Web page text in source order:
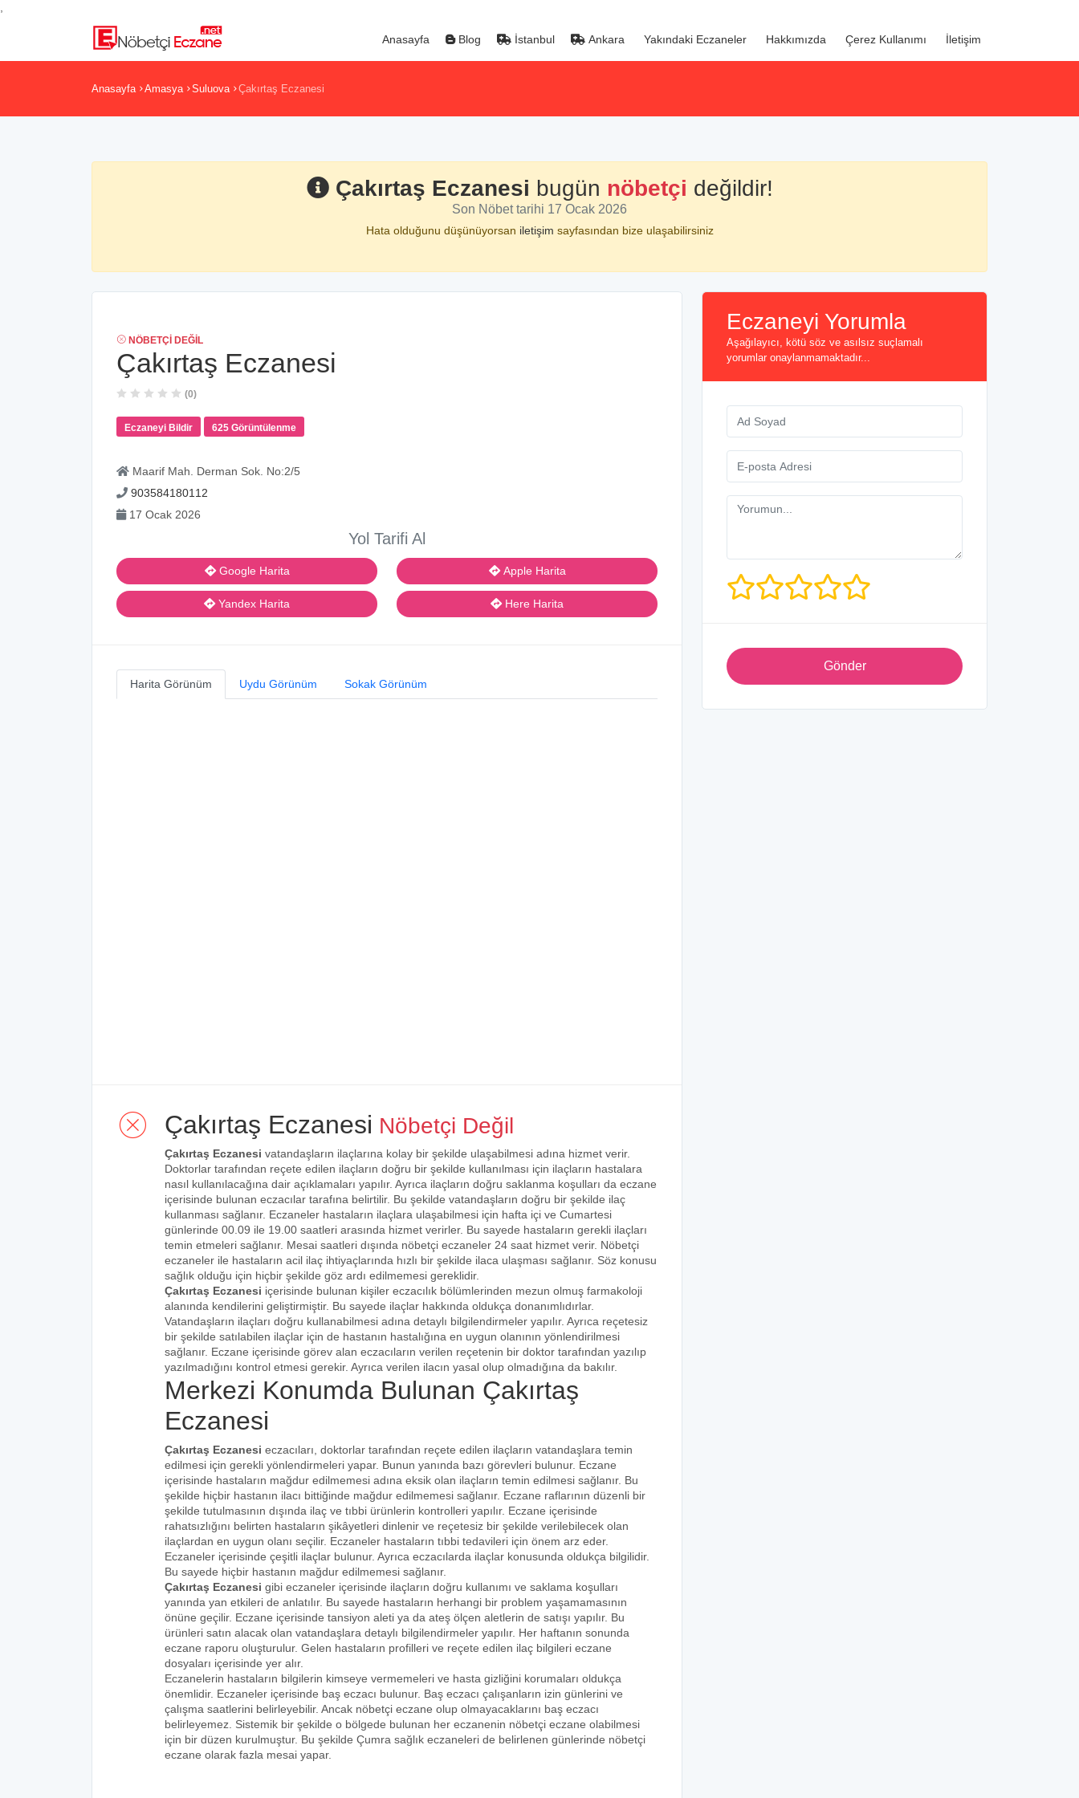
Anasayfa Blog İstanbul Ankara Yakındaki Eczaneler Hakkımızda Çerez Kullanımı İletişim
Anasayfa Amasya Suluova Çakırtaş Eczanesi
Çakırtaş Eczanesi bugün nöbetçi değildir!
Son Nöbet tarihi 17 Ocak 2026
Hata olduğunu düşünüyorsan iletişim sayfasından bize ulaşabilirsiniz
NÖBETÇI DEĞIL
Çakırtaş Eczanesi
(0)
Eczaneyi Bildir 625 Görüntülenme
Maarif Mah. Derman Sok. No:2/5
903584180112
17 Ocak 2026
Yol Tarifi Al
Google Harita
Yandex Harita
Apple Harita
Here Harita
Harita Görünüm Uydu Görünüm Sokak Görünüm
Çakırtaş Eczanesi Nöbetçi Değil
Çakırtaş Eczanesi vatandaşların ilaçlarına kolay bir şekilde ulaşabilmesi adına hizmet verir.
Doktorlar tarafından reçete edilen ilaçların doğru bir şekilde kullanılması için ilaçların hastalara
nasıl kullanılacağına dair açıklamaları yapılır. Ayrıca ilaçların doğru saklanma koşulları da eczane
içerisinde bulunan eczacılar tarafına belirtilir. Bu şekilde vatandaşların doğru bir şekilde ilaç
kullanması sağlanır. Eczaneler hastaların ilaçlara ulaşabilmesi için hafta içi ve Cumartesi
günlerinde 00.09 ile 19.00 saatleri arasında hizmet verirler. Bu sayede hastaların gerekli ilaçları
temin etmeleri sağlanır. Mesai saatleri dışında nöbetçi eczaneler 24 saat hizmet verir. Nöbetçi
eczaneler ile hastaların acil ilaç ihtiyaçlarında hızlı bir şekilde ilaca ulaşması sağlanır. Söz konusu
sağlık olduğu için hiçbir şekilde göz ardı edilmemesi gereklidir.
Çakırtaş Eczanesi içerisinde bulunan kişiler eczacılık bölümlerinden mezun olmuş farmakoloji
alanında kendilerini geliştirmiştir. Bu sayede ilaçlar hakkında oldukça donanımlıdırlar.
Vatandaşların ilaçları doğru kullanabilmesi adına detaylı bilgilendirmeler yapılır. Ayrıca reçetesiz
bir şekilde satılabilen ilaçlar için de hastanın hastalığına en uygun olanının yönlendirilmesi
sağlanır. Eczane içerisinde görev alan eczacıların verilen reçetenin bir doktor tarafından yazılıp
yazılmadığını kontrol etmesi gerekir. Ayrıca verilen ilacın yasal olup olmadığına da bakılır.
Merkezi Konumda Bulunan Çakırtaş
Eczanesi
Çakırtaş Eczanesi eczacıları, doktorlar tarafından reçete edilen ilaçların vatandaşlara temin
edilmesi için gerekli yönlendirmeleri yapar. Bunun yanında bazı görevleri bulunur. Eczane
içerisinde hastaların mağdur edilmemesi adına eksik olan ilaçların temin edilmesi sağlanır. Bu
şekilde hiçbir hastanın ilacı bittiğinde mağdur edilmemesi sağlanır. Eczane raflarının düzenli bir
şekilde tutulmasının dışında ilaç ve tıbbi ürünlerin kontrolleri yapılır. Eczane içerisinde
rahatsızlığını belirten hastaların şikâyetleri dinlenir ve reçetesiz bir şekilde verilebilecek olan
ilaçlardan en uygun olanı seçilir. Eczaneler hastaların tıbbi tedavileri için önem arz eder.
Eczaneler içerisinde çeşitli ilaçlar bulunur. Ayrıca eczacılarda ilaçlar konusunda oldukça bilgilidir.
Bu sayede hiçbir hastanın mağdur edilmemesi sağlanır.
Çakırtaş Eczanesi gibi eczaneler içerisinde ilaçların doğru kullanımı ve saklama koşulları
yanında yan etkileri de anlatılır. Bu sayede hastaların herhangi bir problem yaşamamasının
önüne geçilir. Eczane içerisinde tansiyon aleti ya da ateş ölçen aletlerin de satışı yapılır. Bu
ürünleri satın alacak olan vatandaşlara detaylı bilgilendirmeler yapılır. Her haftanın sonunda
eczane raporu oluşturulur. Gelen hastaların profilleri ve reçete edilen ilaç bilgileri eczane
dosyaları içerisinde yer alır.
Eczanelerin hastaların bilgilerin kimseye vermemeleri ve hasta gizliğini korumaları oldukça
önemlidir. Eczaneler içerisinde baş eczacı bulunur. Baş eczacı çalışanların izin günlerini ve
çalışma saatlerini belirleyebilir. Ancak nöbetçi eczane olup olmayacaklarını baş eczacı
belirleyemez. Sistemik bir şekilde o bölgede bulunan her eczanenin nöbetçi eczane olabilmesi
için bir düzen kurulmuştur. Bu şekilde Çumra sağlık eczaneleri de belirlenen günlerinde nöbetçi
eczane olarak fazla mesai yapar.
Eczaneyi Yorumla
Aşağılayıcı, kötü söz ve asılsız suçlamalı
yorumlar onaylanmamaktadır...
Gönder